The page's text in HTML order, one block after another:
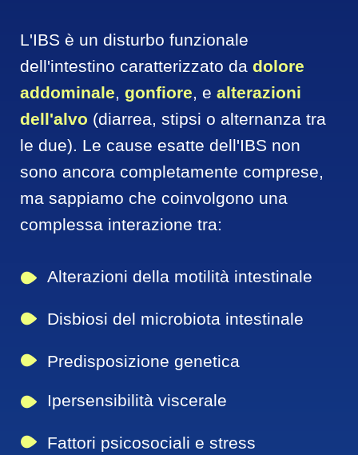
L'IBS è un disturbo funzionale
dell'intestino caratterizzato da dolore
addominale, gonfiore, e alterazioni
dell'alvo (diarrea, stipsi o alternanza tra
le due). Le cause esatte dell'IBS non
sono ancora completamente comprese,
ma sappiamo che coinvolgono una
complessa interazione tra:
Alterazioni della motilità intestinale
Disbiosi del microbiota intestinale
Predisposizione genetica
Ipersensibilità viscerale
Fattori psicosociali e stress